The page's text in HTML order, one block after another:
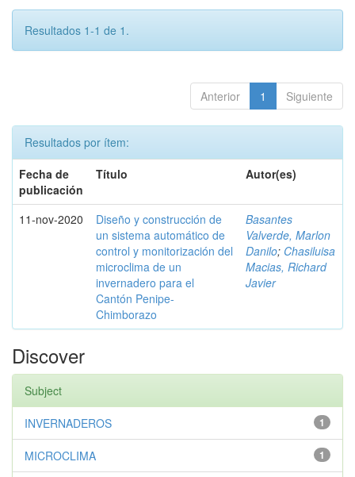
Resultados 1-1 de 1.
Anterior 1 Siguiente
Resultados por ítem:
Fecha de
publicación
Título Autor(es)
11-nov-2020
Diseño y construcción de
un sistema automático de
control y monitorización del
microclima de un
invernadero para el
Cantón Penipe-
Chimborazo
Basantes
Valverde, Marlon
Danilo; Chasiluisa
Macias, Richard
Javier
Discover
Subject
1
INVERNADEROS
1
MICROCLIMA